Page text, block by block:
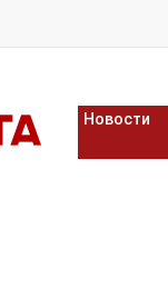
Новости